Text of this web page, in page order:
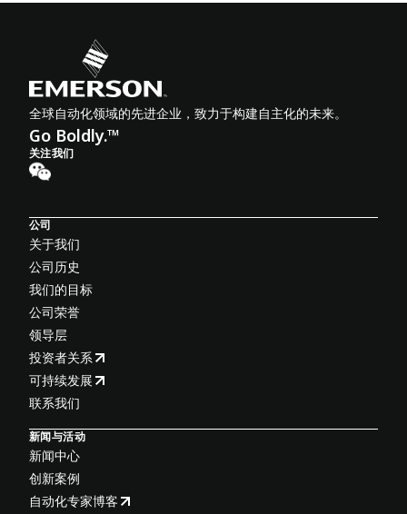
全球自动化领域的先进企业，致力于构建自主化的未来。
Go Boldly.™
关注我们
公司
关于我们
公司历史
我们的目标
公司荣誉
领导层
投资者关系
可持续发展
联系我们
新闻与活动
新闻中心
创新案例
自动化专家博客